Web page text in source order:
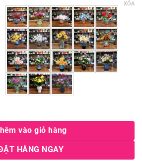
XÓA
đồng giá 90k số lượng
vào giỏ hàng
HÀNG NGAY